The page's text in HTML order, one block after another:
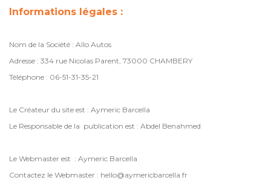
Informations légales :
Nom de la Société : Allo Autos
Adresse : 334 rue Nicolas Parent, 73000 CHAMBERY
Téléphone : 06-51-31-35-21
Le Créateur du site est : Aymeric Barcella
Le Responsable de la publication est : Abdel Benahmed
Le Webmaster est : Aymeric Barcella
Contactez le Webmaster : hello@aymericbarcella.fr